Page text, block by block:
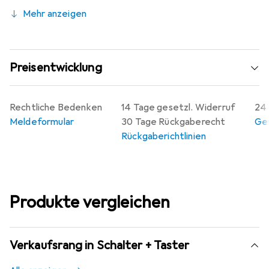
und Kreislaufwirtschaft erhalten, die Ihre
Nachhaltigkeitsziele unterstützen.
Mehr anzeigen
Preisentwicklung
14 Tage gesetzl. Widerruf
30 Tage Rückgaberecht
Rückgaberichtlinien
24
Rechtliche Bedenken
Meldeformular
Produkte vergleichen
Verkaufsrang in Schalter + Taster